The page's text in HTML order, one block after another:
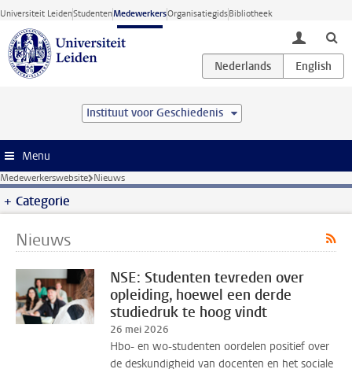
Ga direct naar de inhoud
Universiteit LeidenStudentenMedewerkersOrganisatiegidsBibliotheek
toggle
Instituut voor Geschiedenis
Menu
Medewerkerswebsite Nieuws
Categorie
Nieuws
NSE: Studenten tevreden over
opleiding, hoewel een derde
studiedruk te hoog vindt
26 mei 2026
Hbo- en wo-studenten oordelen positief over
de deskundigheid van docenten en het sociale